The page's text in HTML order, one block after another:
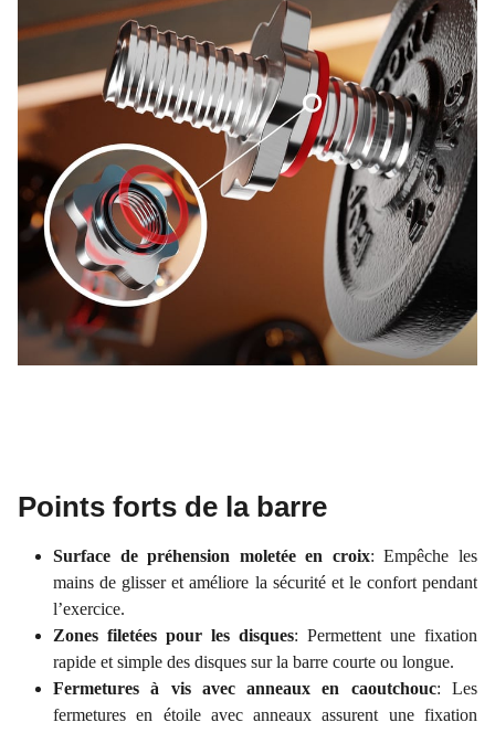
Points forts de la barre
Surface de préhension moletée en croix: Empêche les
mains de glisser et améliore la sécurité et le confort pendant
l’exercice.
Zones filetées pour les disques: Permettent une fixation
rapide et simple des disques sur la barre courte ou longue.
Fermetures à vis avec anneaux en caoutchouc: Les
fermetures en étoile avec anneaux assurent une fixation